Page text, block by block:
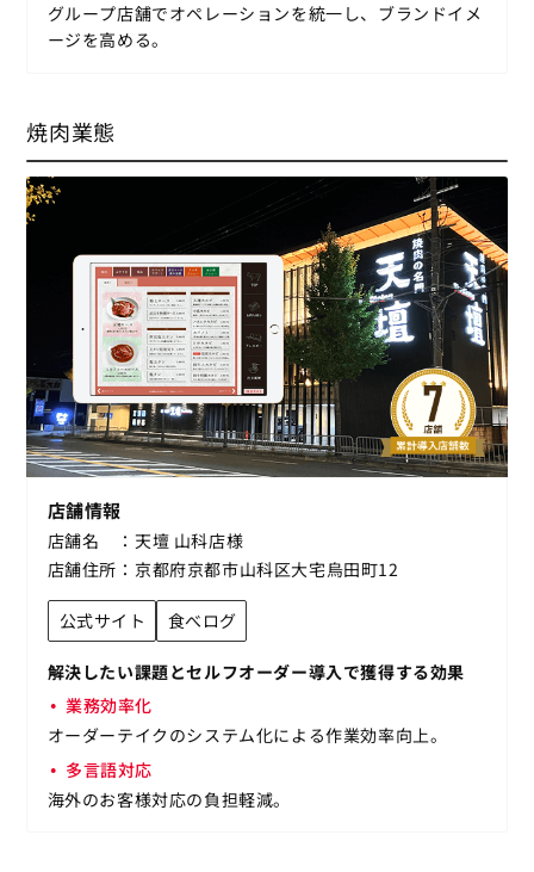
グループ店舗でオペレーションを統一し、ブランドイメ
ージを高める。
焼肉業態
店舗情報
店舗名
天壇 山科店様
店舗住所
京都府京都市山科区大宅烏田町12
公式サイト 食べログ
解決したい課題とセルフオーダー導入で獲得する効果
業務効率化
オーダーテイクのシステム化による作業効率向上。
多言語対応
海外のお客様対応の負担軽減。